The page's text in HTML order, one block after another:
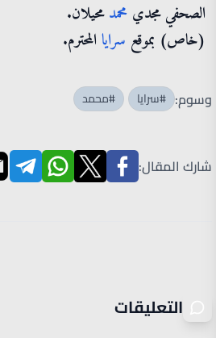
الصحفي مجدي محمدمحيلان.
(خاص) بموقع سرايا المحترم.
وسوم: #سرايا #محمد
شارك المقال:
التعليقات